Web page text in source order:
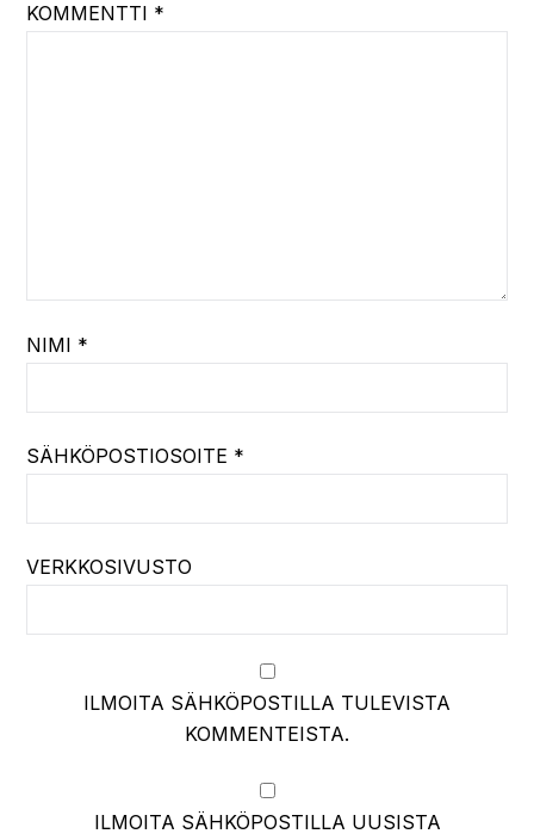
KOMMENTTI *
NIMI *
SÄHKÖPOSTIOSOITE *
VERKKOSIVUSTO
ILMOITA SÄHKÖPOSTILLA TULEVISTA
KOMMENTEISTA.
ILMOITA SÄHKÖPOSTILLA UUSISTA